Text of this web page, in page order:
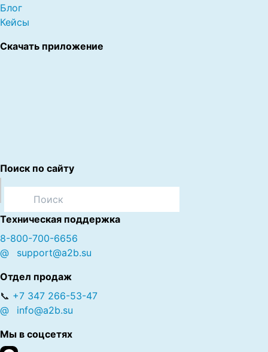
Блог
Кейсы
Скачать приложение
Поиск по сайту
Техническая поддержка
8-800-700-6656
@
support@a2b.su
Отдел продаж
📞 +7 347 266-53-47
@
info@a2b.su
Мы в соцсетях